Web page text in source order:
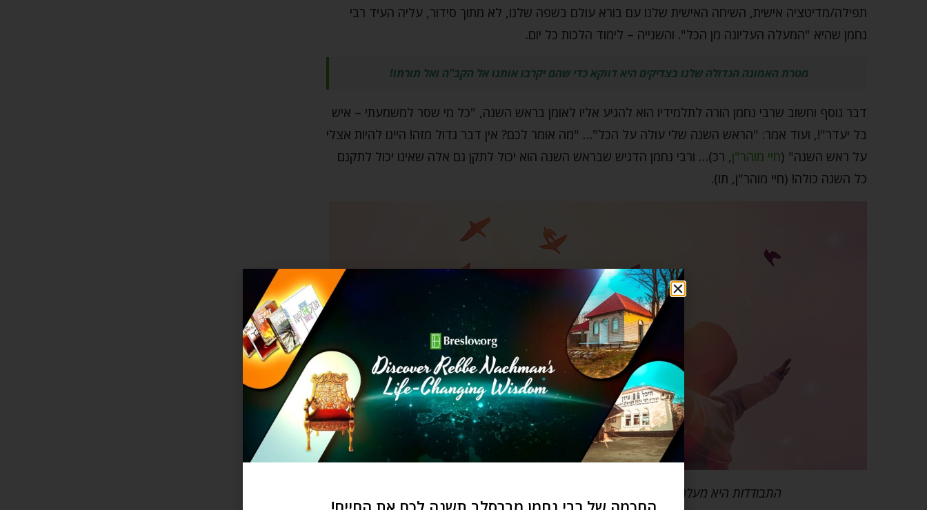
תפילה/מדיטציה אישית, השיחה האישית שלנו עם בורא עולם בשפה שלנו, לא מתוך סידור, עליה העיד רבי
נחמן שהיא "המעלה העליונה מן הכל". והשנייה – לימוד הלכות כל יום.
מטרת האמונה הגדולה שלנו בצדיקים היא דווקא כדי שהם יקרבו אותנו אל הקב"ה ואל תורתו!
דבר נוסף וחשוב שרבי נחמן הורה לתלמידיו הוא להגיע אליו לאומן בראש השנה, "כל מי שסר למשמעתי – איש
בל יעדר"!, ועוד אמר: "הראש השנה שלי עולה על הכל"… "מה אומר לכם? אין דבר גדול מזה! היינו להיות אצלי
על ראש השנה" (חיי מוהר"ן, רכ)… ורבי נחמן הדגיש שבראש השנה הוא יכול לתקן גם אלה שאינו יכול לתקנם
כל השנה כולה! (חיי מוהר"ן, תו).
התבודדות היא מעלה עליונה מן הכל! – אחת העצות החשובות של רבי נחמן!